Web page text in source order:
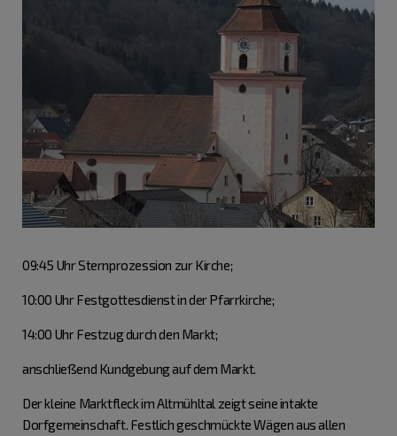
09:45 Uhr Sternprozession zur Kirche;
10:00 Uhr Festgottesdienst in der Pfarrkirche;
14:00 Uhr Festzug durch den Markt;
anschließend Kundgebung auf dem Markt.
Der kleine Marktfleck im Altmühltal zeigt seine intakte
Dorfgemeinschaft. Festlich geschmückte Wägen aus allen